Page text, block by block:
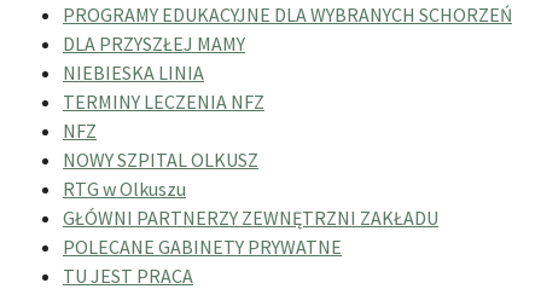
PROGRAMY EDUKACYJNE DLA WYBRANYCH SCHORZEŃ
DLA PRZYSZŁEJ MAMY
NIEBIESKA LINIA
TERMINY LECZENIA NFZ
NFZ
NOWY SZPITAL OLKUSZ
RTG w Olkuszu
GŁÓWNI PARTNERZY ZEWNĘTRZNI ZAKŁADU
POLECANE GABINETY PRYWATNE
TU JEST PRACA